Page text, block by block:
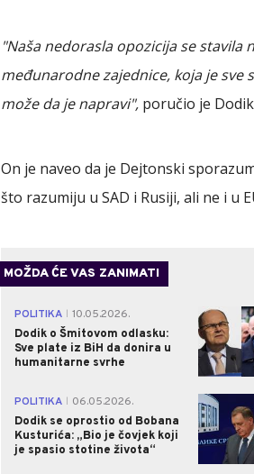
"Naša nedorasla opozicija se stavila
međunarodne zajednice, koja je sve
može da je napravi", poručio je
On je naveo da je Dejtonski
što razumiju u SAD i Rusiji, ali ne i u
MOŽDA ĆE VAS ZANIMATI
POLITIKA
10.05.2026.
Dodik o Šmitovom odlasku:
Sve plate iz BiH da donira u
humanitarne svrhe
POLITIKA
06.05.2026.
Dodik se oprostio od Bobana
Kusturića: „Bio je čovjek koji
je spasio stotine života“